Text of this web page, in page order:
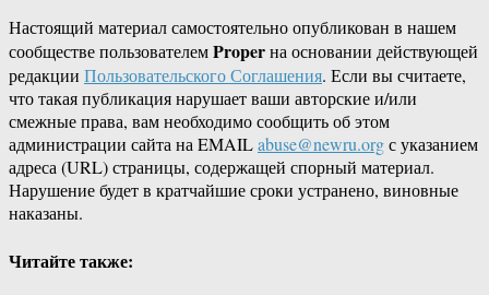
Настоящий материал самостоятельно опубликован в нашем
сообществе пользователемProperна основании действующей
редакции Пользовательского Соглашения. Если вы считаете,
что такая публикация нарушает ваши авторские и/или
смежные права, вам необходимо сообщить об этом
администрации сайта на EMAILabuse@newru.orgс указанием
адреса (URL) страницы, содержащей спорный материал.
Нарушение будет в кратчайшие сроки устранено, виновные
наказаны.
Читайте также: